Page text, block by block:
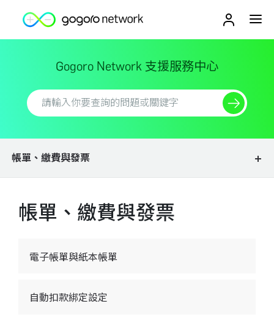
Gogoro Network 支援服務中心
帳單、繳費與發票
帳單、繳費與發票
電子帳單與紙本帳單
自動扣款綁定設定